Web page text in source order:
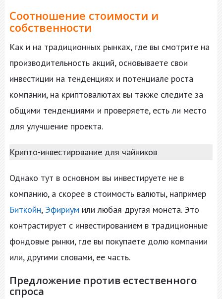
Соотношение стоимости и
собственности
Как и на традиционных рынках, где вы смотрите на
производительность акций, основываете свои
инвестиции на тенденциях и потенциале роста
компании, на криптовалютах вы также следите за
общими тенденциями и проверяете, есть ли место
для улучшение проекта.
Крипто-инвестирование для чайников
Однако тут в основном вы инвестируете не в
компанию, а скорее в стоимость валюты, например
Биткойн, Эфириум или любая другая монета. Это
контрастирует с инвестированием в традиционные
фондовые рынки, где вы покупаете долю компании
или, другими словами, ее часть.
Предложение против естественного
спроса